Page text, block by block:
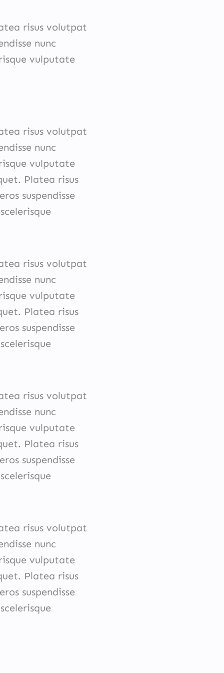
risus volutpat
nunc
vulputate
risus volutpat
nunc
vulputate
Platea risus
suspendisse
risus volutpat
nunc
vulputate
Platea risus
suspendisse
risus volutpat
nunc
vulputate
Platea risus
suspendisse
risus volutpat
nunc
vulputate
Platea risus
suspendisse